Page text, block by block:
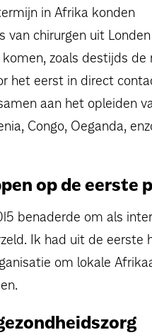
in Afrika konden
van chirurgen uit
zoals destijds de
het eerst in direct
aan het opleiden
Congo, Oeganda,
op de eerste
benaderde om als
Ik had uit de
om lokale